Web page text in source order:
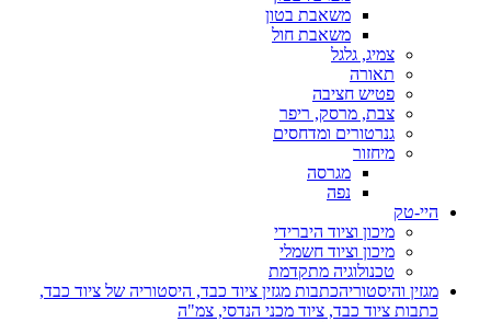
משאבת בטון
משאבת חול
צמיג, גלגל
תאורה
פטיש חציבה
צבת, מרסק, ריפר
גנרטורים ומדחסים
מיחזור
מגרסה
נפה
היי-טק
מיכון וציוד היברידי
מיכון וציוד חשמלי
טכנולוגיה מתקדמת
מגזין והיסטוריהכתבות מגזין ציוד כבד, היסטוריה של ציוד כבד,
כתבות ציוד כבד, ציוד מכני הנדסי, צמ"ה